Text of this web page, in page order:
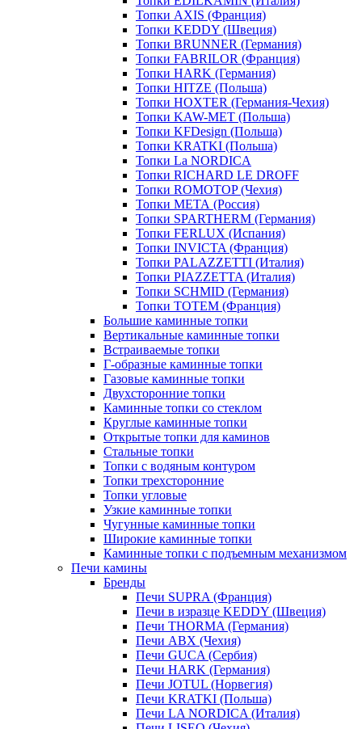
Топки AXIS (Франция)
Топки KEDDY (Швеция)
Топки BRUNNER (Германия)
Топки FABRILOR (Франция)
Топки HARK (Германия)
Топки HITZE (Польша)
Топки HOXTER (Германия-Чехия)
Топки KAW-MET (Польша)
Топки KFDesign (Польша)
Топки KRATKI (Польша)
Топки La NORDICA
Топки RICHARD LE DROFF
Топки ROMOTOP (Чехия)
Топки МЕТА (Россия)
Топки SPARTHERM (Германия)
Топки FERLUX (Испания)
Топки INVICTA (Франция)
Топки PALAZZETTI (Италия)
Топки PIAZZETTA (Италия)
Топки SCHMID (Германия)
Топки TOTEM (Франция)
Большие каминные топки
Вертикальные каминные топки
Встраиваемые топки
Г-образные каминные топки
Газовые каминные топки
Двухсторонние топки
Каминные топки со стеклом
Круглые каминные топки
Открытые топки для каминов
Стальные топки
Топки с водяным контуром
Топки трехсторонние
Топки угловые
Узкие каминные топки
Чугунные каминные топки
Широкие каминные топки
Каминные топки с подъемным механизмом
Печи камины
Бренды
Печи SUPRA (Франция)
Печи в изразце KEDDY (Швеция)
Печи THORMA (Германия)
Печи ABX (Чехия)
Печи GUCA (Сербия)
Печи HARK (Германия)
Печи JOTUL (Норвегия)
Печи KRATKI (Польша)
Печи LA NORDICA (Италия)